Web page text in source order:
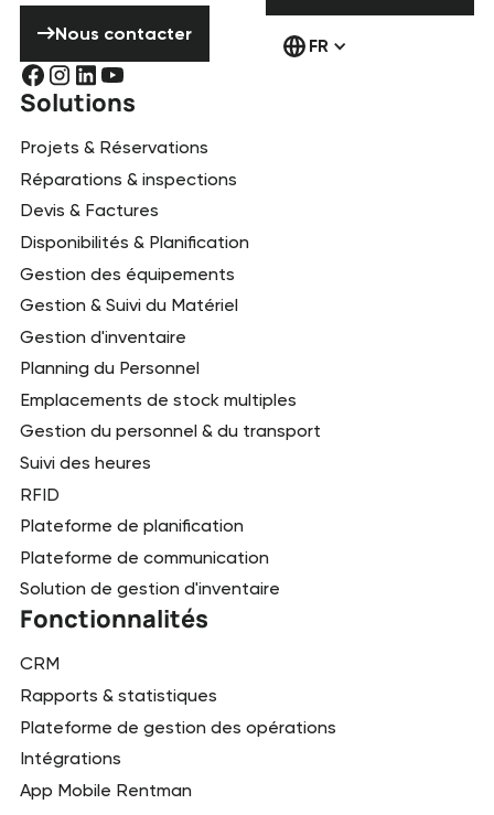
Nous contacter
FR
Solutions
Projets & Réservations
Réparations & inspections
Devis & Factures
Disponibilités & Planification
Gestion des équipements
Gestion & Suivi du Matériel
Gestion d'inventaire
Planning du Personnel
Emplacements de stock multiples
Gestion du personnel & du transport
Suivi des heures
RFID
Plateforme de planification
Plateforme de communication
Solution de gestion d'inventaire
Fonctionnalités
CRM
Rapports & statistiques
Plateforme de gestion des opérations
Intégrations
App Mobile Rentman